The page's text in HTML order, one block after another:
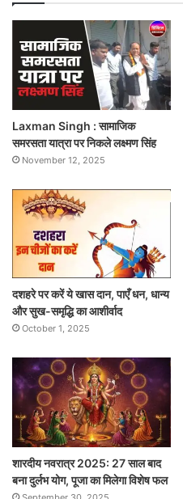
Laxman Singh : सामाजिक
समरसता यात्रा पर निकले लक्ष्मण सिंह
November 12, 2025
दशहरे पर करें ये खास दान, पाएँ धन, धान्य
और सुख-समृद्धि का आशीर्वाद
October 1, 2025
शारदीय नवरात्र 2025: 27 साल बाद
बना दुर्लभ योग, पूजा का मिलेगा विशेष फल